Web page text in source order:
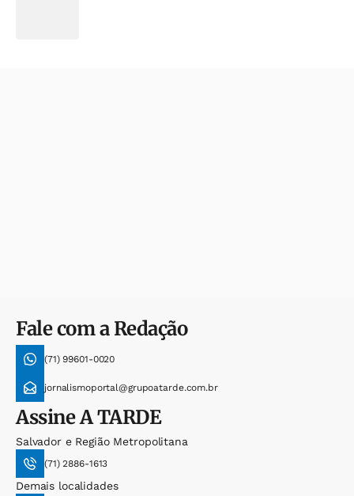
Fale com a Redação
(71) 99601-0020
jornalismoportal@grupoatarde.com.br
AssineA TARDE
Salvador e Região Metropolitana
(71) 2886-1613
Demais localidades